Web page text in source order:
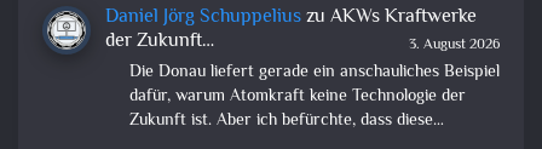
Daniel Jörg Schuppeliuszu AKWs Kraftwerke
der Zukunft…
3. August 2026
Die Donau liefert gerade ein anschauliches Beispiel
dafür, warum Atomkraft keine Technologie der
Zukunft ist. Aber ich befürchte, dass diese…